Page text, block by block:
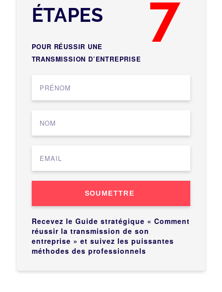
7
ÉTAPES
POUR RÉUSSIR UNE
TRANSMISSION D’ENTREPRISE
SOUMETTRE
Recevez le Guide stratégique « Comment
réussir la transmission de son
entreprise » et suivez les puissantes
méthodes des professionnels